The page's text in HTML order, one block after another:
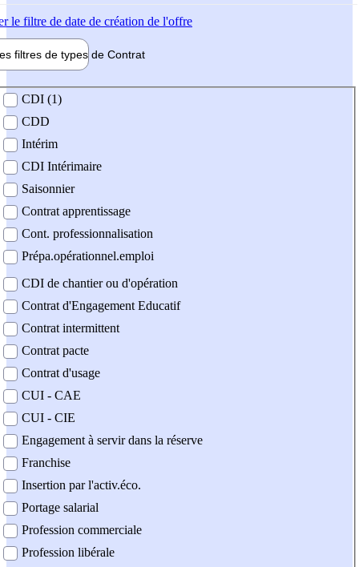
le filtre de date de création de l'offre
filtres de types de Contrat
contrat
CDI (1)
CDD
Intérim
CDI Intérimaire
Saisonnier
Contrat apprentissage
Cont. professionnalisation
Prépa.opérationnel.emploi
CDI de chantier ou d'opération
Contrat d'Engagement Educatif
Contrat intermittent
Contrat pacte
Contrat d'usage
CUI - CAE
CUI - CIE
Engagement à servir dans la réserve
Franchise
Insertion par l'activ.éco.
Portage salarial
Profession commerciale
Profession libérale